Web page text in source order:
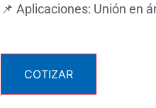
📌 Aplicaciones: Unión en
COTIZAR